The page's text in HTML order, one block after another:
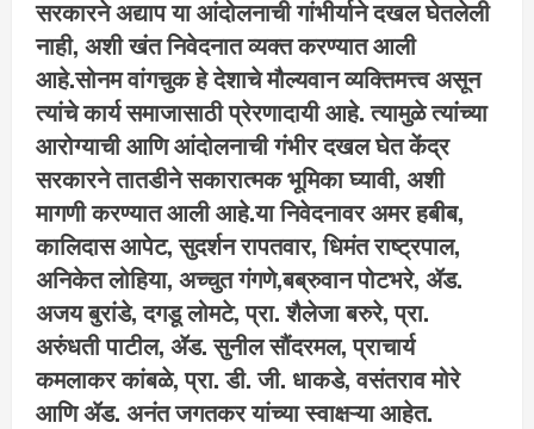
सरकारने अद्याप या आंदोलनाची गांभीर्याने दखल घेतलेली
नाही, अशी खंत निवेदनात व्यक्त करण्यात आली
आहे.सोनम वांगचुक हे देशाचे मौल्यवान व्यक्तिमत्त्व असून
त्यांचे कार्य समाजासाठी प्रेरणादायी आहे. त्यामुळे त्यांच्या
आरोग्याची आणि आंदोलनाची गंभीर दखल घेत केंद्र
सरकारने तातडीने सकारात्मक भूमिका घ्यावी, अशी
मागणी करण्यात आली आहे.या निवेदनावर अमर हबीब,
कालिदास आपेट, सुदर्शन रापतवार, धिमंत राष्ट्रपाल,
अनिकेत लोहिया, अच्चुत गंगणे,बब्रुवान पोटभरे, ॲड.
अजय बुरांडे, दगडू लोमटे, प्रा. शैलेजा बरुरे, प्रा.
अरुंधती पाटील, ॲड. सुनील सौंदरमल, प्राचार्य
कमलाकर कांबळे, प्रा. डी. जी. धाकडे, वसंतराव मोरे
आणि ॲड. अनंत जगतकर यांच्या स्वाक्षऱ्या आहेत.